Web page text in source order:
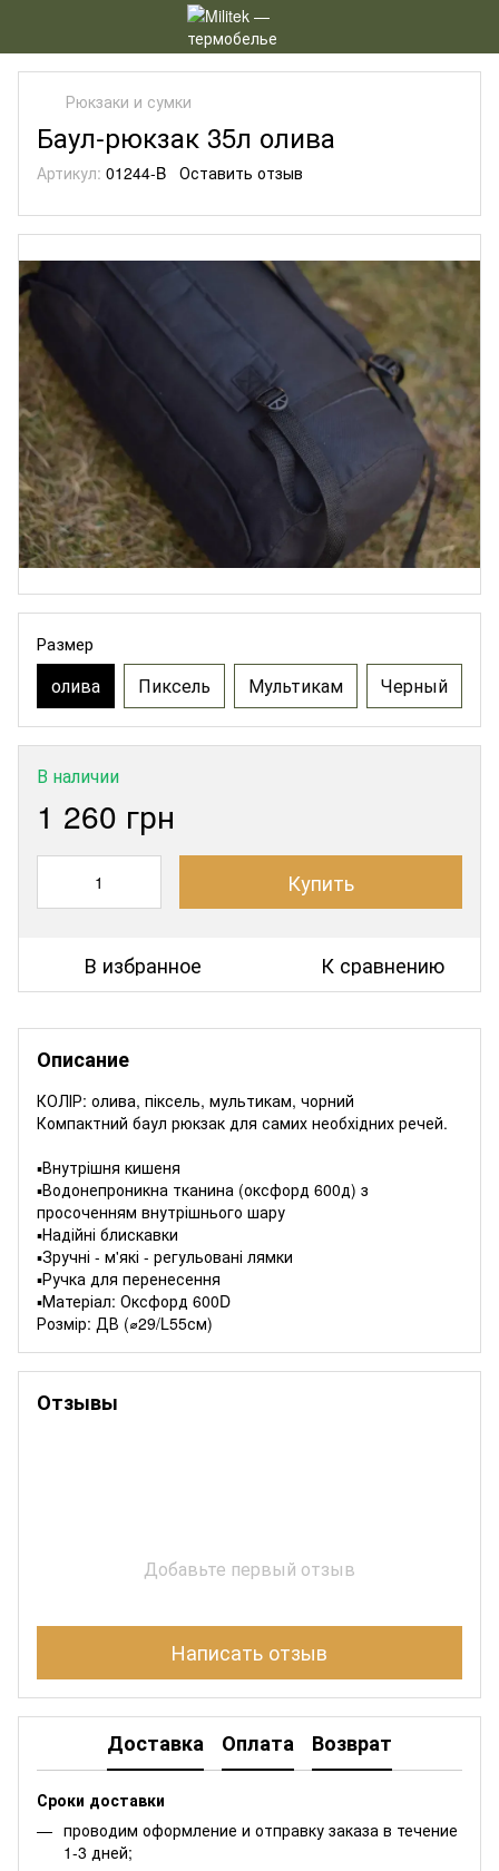
Рюкзаки и сумки
Баул-рюкзак 35л олива
Артикул: 01244-B Оставить отзыв
Размер
олива Пиксель Мультикам Черный
В наличии
1 260 грн
Купить
В избранное К сравнению
Описание
КОЛІР: олива, піксель, мультикам, чорний
Компактний баул рюкзак для самих необхідних речей.
▪️Внутрішня кишеня
▪️Водонепроникна тканина (оксфорд 600д) з
просоченням внутрішнього шару
▪️Надійні блискавки
▪️Зручні - м'які - регульовані лямки
▪️Ручка для перенесення
▪️Матеріал: Оксфорд 600D
Розмір: ДВ (⌀29/L55см)
Отзывы
Добавьте первый отзыв
Написать отзыв
Доставка Оплата Возврат
Сроки доставки
проводим оформление и отправку заказа в течение
1-3 дней;